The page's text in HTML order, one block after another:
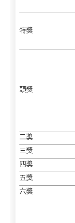
特獎
頭獎
二獎
三獎
四獎
五獎
六獎